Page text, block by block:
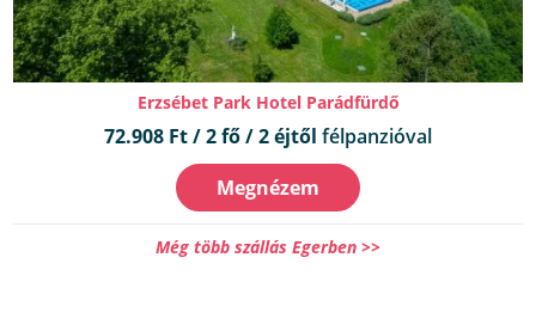
Erzsébet Park Hotel Parádfürdő
72.908 Ft / 2 fő / 2 éjtől félpanzióval
Megnézem
Még több szállás Egerben >>